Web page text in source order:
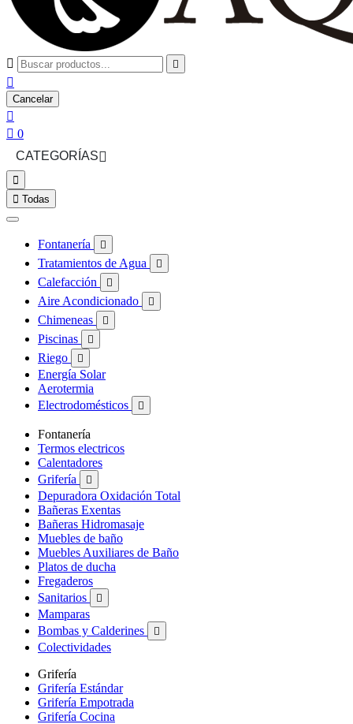
 

Cancelar

 0
CATEGORÍAS

 Todas
Fontanería 
Tratamientos de Agua 
Calefacción 
Aire Acondicionado 
Chimeneas 
Piscinas 
Riego 
Energía Solar
Aerotermia
Electrodomésticos

Fontanería
Termos electricos
Calentadores
Grifería

Depuradora Oxidación Total
Bañeras Exentas
Bañeras Hidromasaje
Muebles de baño
Muebles Auxiliares de Baño
Platos de ducha
Fregaderos
Sanitarios

Mamparas
Bombas y Calderines

Colectividades
Grifería
Grifería Estándar
Grifería Empotrada
Grifería Cocina